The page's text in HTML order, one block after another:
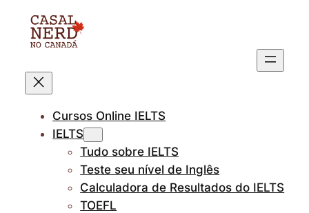
Cursos Online IELTS
IELTS
Tudo sobre IELTS
Teste seu nível de Inglês
Calculadora de Resultados do IELTS
TOEFL